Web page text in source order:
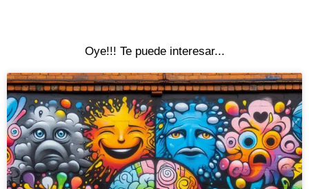
Oye!!! Te puede interesar...